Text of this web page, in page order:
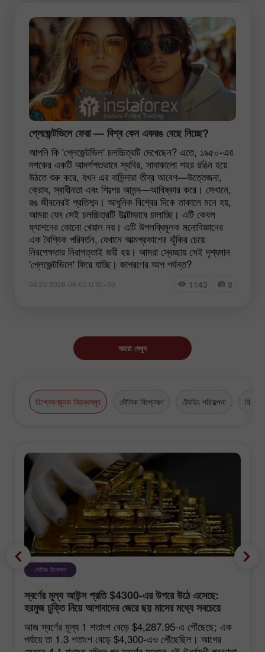
প্লেজেন্টভিলে ফেরা — বিশ্ব কেন একরঙ বেছে নিচ্ছে?
আপনি কি 'প্লেজেন্টভিল' চলচ্চিত্রটি দেখেছেন? এতে, ১৯৫০-এর
দশকের একটি আদর্শগতভাবে স্থবির, সাদাকালো শহর রঙিন হয়ে
উঠতে শুরু করে, যখন এর বাসিন্দারা তীব্র আবেগ—উত্তেজনা,
ক্রোধ, স্বাধীনতা এবং শিল্পের আনন্দ—আবিষ্কার করে। সেখানে,
রঙ জীবনেরই প্রতিশব্দ। আধুনিক বিশ্বের দিকে তাকালে মনে হয়,
আমরা যেন সেই চলচ্চিত্রটি উল্টোভাবে চালাচ্ছি। এটি কেবল
ফ্যাশনের কোনো খেয়াল নয়। এটি উপলব্ধিমূলক মনোবিজ্ঞানের
এক বৈশ্বিক পরিবর্তন, যেখানে আত্মপ্রকাশের ঝুঁকির চেয়ে
নিরপেক্ষতার নিরাপত্তাই জয়ী হয়। আমরা স্বেচ্ছায় সেই দৃশ্যমান
'প্লেজেন্টভিলে' ফিরে যাচ্ছি। জাগরণের আগ পর্যন্ত?
04:22 2026-06-03 UTC+00 1143 8
আরো দেখুন
বিশ্লেষণমূলক নিবন্ধসমূহ মৌলিক বিশ্লেষণ ট্রেডিং পরিকল্পনা
মৌলিক বিশ্লেষণ
স্বর্ণের মূল্য আউন্স প্রতি $4300-এর উপরে উঠে এসেছে:
হরমুজ চুক্তি নিয়ে আশাবাদের জেরে ছয় মাসের মধ্যে সবচেয়ে
শক্তিশালী বৃদ্ধি
আজ স্বর্ণের মূল্য 1 শতাংশ বেড়ে $4,287.95-এ পৌঁছেছে; এক
পর্যায়ে তা 1.3 শতাংশ বেড়ে $4,300-এও পৌঁছেছিল। আগের